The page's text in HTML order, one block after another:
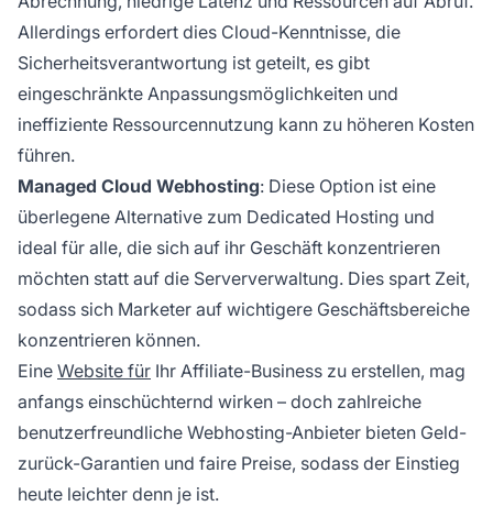
Allerdings erfordert dies Cloud-Kenntnisse, die
Sicherheitsverantwortung ist geteilt, es gibt
eingeschränkte Anpassungsmöglichkeiten und
ineffiziente Ressourcennutzung kann zu höheren Kosten
führen.
Managed Cloud Webhosting: Diese Option ist eine
überlegene Alternative zum Dedicated Hosting und
ideal für alle, die sich auf ihr Geschäft konzentrieren
möchten statt auf die Serververwaltung. Dies spart Zeit,
sodass sich Marketer auf wichtigere Geschäftsbereiche
konzentrieren können.
Eine Website für Ihr Affiliate-Business zu erstellen, mag
anfangs einschüchternd wirken – doch zahlreiche
benutzerfreundliche Webhosting-Anbieter bieten Geld-
zurück-Garantien und faire Preise, sodass der Einstieg
heute leichter denn je ist.